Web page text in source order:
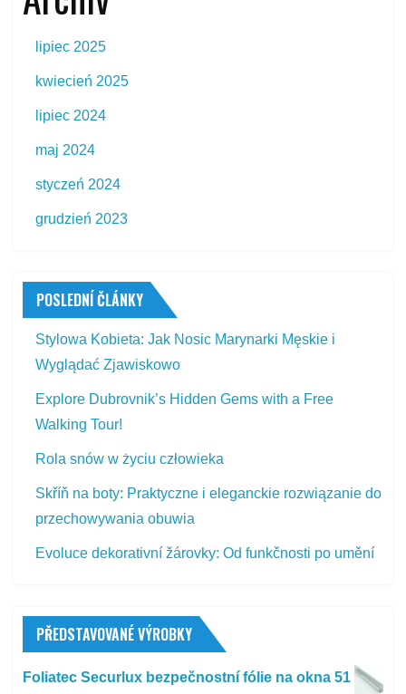
lipiec 2025
kwiecień 2025
lipiec 2024
maj 2024
styczeń 2024
grudzień 2023
POSLEDNÍ ČLÁNKY
Stylowa Kobieta: Jak Nosic Marynarki Męskie i
Wyglądać Zjawiskowo
Explore Dubrovnik’s Hidden Gems with a Free
Walking Tour!
Rola snów w życiu człowieka
Skříň na boty: Praktyczne i eleganckie rozwiązanie do
przechowywania obuwia
Evoluce dekorativní žárovky: Od funkčnosti po umění
PŘEDSTAVOVANÉ VÝROBKY
Foliatec Securlux bezpečnostní fólie na okna 51